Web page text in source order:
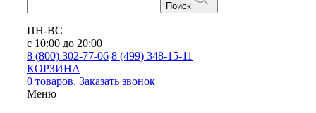
Поиск
ПН-ВС
с 10:00 до 20:00
8 (800) 302-77-06 8 (499) 348-15-11
КОРЗИНА
0 товаров. Заказать звонок
Меню